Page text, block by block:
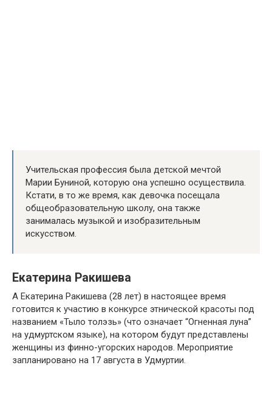
Учительская профессия была детской мечтой
Марии Буниной, которую она успешно осуществила.
Кстати, в то же время, как девочка посещала
общеобразовательную школу, она также
занималась музыкой и изобразительным
искусством.
Екатерина Ракишева
А Екатерина Ракишева (28 лет) в настоящее время
готовится к участию в конкурсе этнической красоты под
названием «Тыло толэзь» (что означает “Огненная луна”
на удмуртском языке), на котором будут представлены
женщины из финно-угорских народов. Мероприятие
запланировано на 17 августа в Удмуртии.